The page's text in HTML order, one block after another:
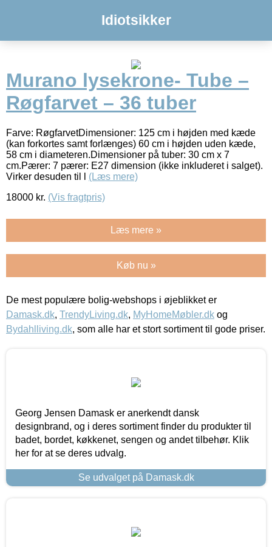
Idiotsikker
Murano lysekrone- Tube –
Røgfarvet – 36 tuber
Farve: RøgfarvetDimensioner: 125 cm i højden med kæde
(kan forkortes samt forlænges) 60 cm i højden uden kæde,
58 cm i diameteren.Dimensioner på tuber: 30 cm x 7
cm.Pærer: 7 pærer: E27 dimension (ikke inkluderet i salget).
Virker desuden til l (Læs mere)
18000 kr. (Vis fragtpris)
Læs mere »
Køb nu »
De mest populære bolig-webshops i øjeblikket er
Damask.dk, TrendyLiving.dk, MyHomeMøbler.dk og
Bydahlliving.dk, som alle har et stort sortiment til gode priser.
Georg Jensen Damask er anerkendt dansk
designbrand, og i deres sortiment finder du produkter til
badet, bordet, køkkenet, sengen og andet tilbehør. Klik
her for at se deres udvalg.
Se udvalget på Damask.dk